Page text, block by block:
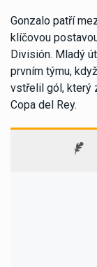
Gonzalo patří
klíčovou
División. Mladý
prvním týmu,
vstřelil gól, který
Copa del Rey.